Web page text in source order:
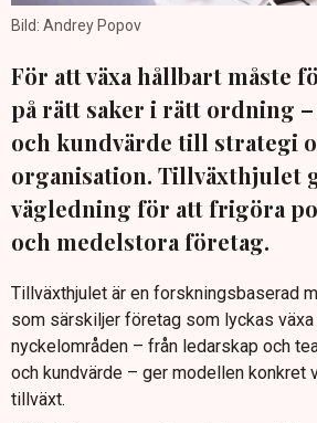
Bild: Andrey Popov
För att växa hållbart måste
på rätt saker i rätt ordning
och kundvärde till strategi
organisation. Tillväxthjulet
vägledning för att frigöra
och medelstora företag.
Tillväxthjulet är en forskningsbaserad
som särskiljer företag som lyckas växa
nyckelområden – från ledarskap och
och kundvärde – ger modellen konkret
tillväxt.